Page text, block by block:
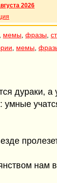
2026
мемы фразы
мемы
дураки,
умные
нам